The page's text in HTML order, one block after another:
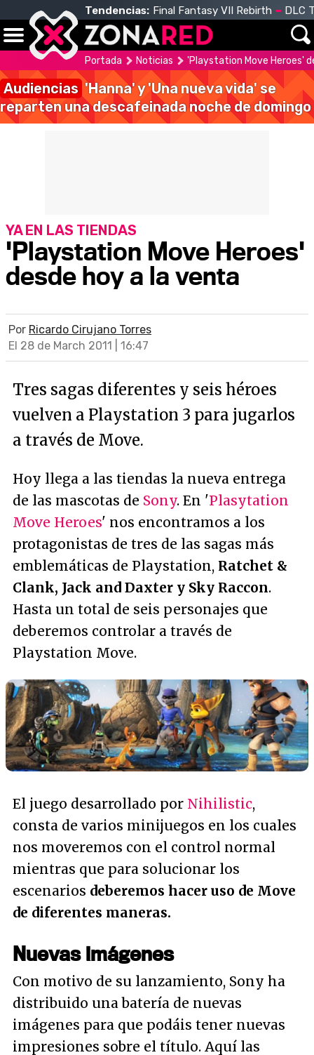
Tendencias: Final Fantasy VII Rebirth DLC
Portada Noticias 'Playstation Move Heroes'
Audiencias 'Hanna' y 'Una nueva vida' se
reparten una descafeinada noche de domingo
'Playstation Move Heroes'
desde hoy a la venta
YA EN LAS TIENDAS
Por Ricardo Cirujano Torres
El 28 de March 2011 | 16:47
Tres sagas diferentes y seis héroes
vuelven a Playstation 3 para jugarlos
a través de Move.
Hoy llega a las tiendas la nueva entrega
de las mascotas de Sony. En 'Plasytation
Move Heroes' nos encontramos a los
protagonistas de tres de las sagas más
emblemáticas de Playstation, Ratchet &
Clank, Jack and Daxter y Sky Raccon.
Hasta un total de seis personajes que
deberemos controlar a través de
Playstation Move.
El juego desarrollado por Nihilistic,
consta de varios minijuegos en los cuales
nos moveremos con el control normal
mientras que para solucionar los
escenarios deberemos hacer uso de Move
de diferentes maneras.
Nuevas imágenes
Con motivo de su lanzamiento, Sony ha
distribuido una batería de nuevas
imágenes para que podáis tener nuevas
impresiones sobre el título. Aquí las